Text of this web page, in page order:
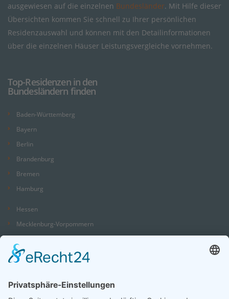
ausgewiesen auf die einzelnen Bundesländer. Mit Hilfe dieser
Übersichten kommen Sie schnell zu Ihrer persönlichen
Residenzauswahl und können mit den Detailinformationen
über die einzelnen Häuser Leistungsvergleiche vornehmen.
Top-Residenzen in den
Bundesländern finden
Baden-Württemberg
Bayern
Berlin
Brandenburg
Bremen
Hamburg
Hessen
Mecklenburg-Vorpommern
Niedersachsen
Nordrhein-Westfalen
Saarland